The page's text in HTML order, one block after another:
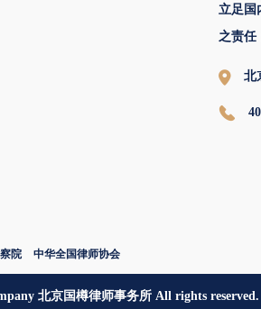
院 中华全国律师协会
立足国
之责任
北
北京国樽律师事务所 All rights reserved.